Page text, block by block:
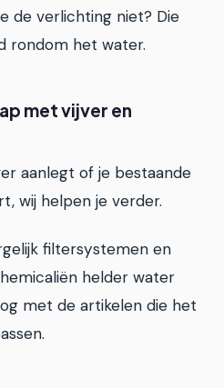
de verlichting niet? Die
rondom het water.
met vijver en
aanlegt of je bestaande
wij helpen je verder.
filtersystemen en
helder water
met de artikelen die het